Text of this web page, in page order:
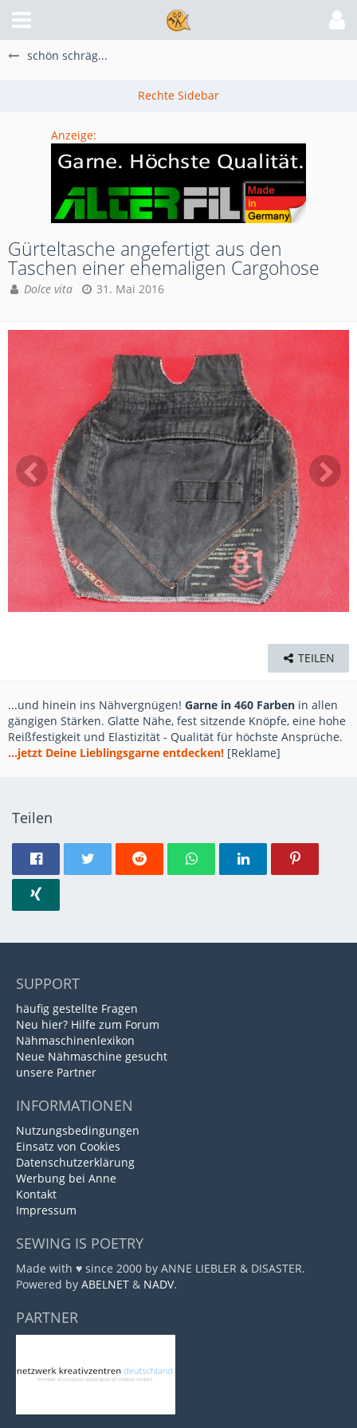
schön schräg...
Anzeige:
Gürteltasche angefertigt aus den
Taschen einer ehemaligen Cargohose
Dolce vita 31. Mai 2016
TEILEN
...und hinein ins Nähvergnügen! Garne in 460 Farben in allen
gängigen Stärken. Glatte Nähe, fest sitzende Knöpfe, eine hohe
Reißfestigkeit und Elastizität - Qualität für höchste Ansprüche.
...jetzt Deine Lieblingsgarne entdecken! [Reklame]
Teilen
SUPPORT
häufig gestellte Fragen
Neu hier? Hilfe zum Forum
Nähmaschinenlexikon
Neue Nähmaschine gesucht
unsere Partner
INFORMATIONEN
Nutzungsbedingungen
Einsatz von Cookies
Datenschutzerklärung
Werbung bei Anne
Kontakt
Impressum
SEWING IS POETRY
Made with ♥ since 2000 by ANNE LIEBLER & DISASTER.
Powered by ABELNET & NADV.
PARTNER